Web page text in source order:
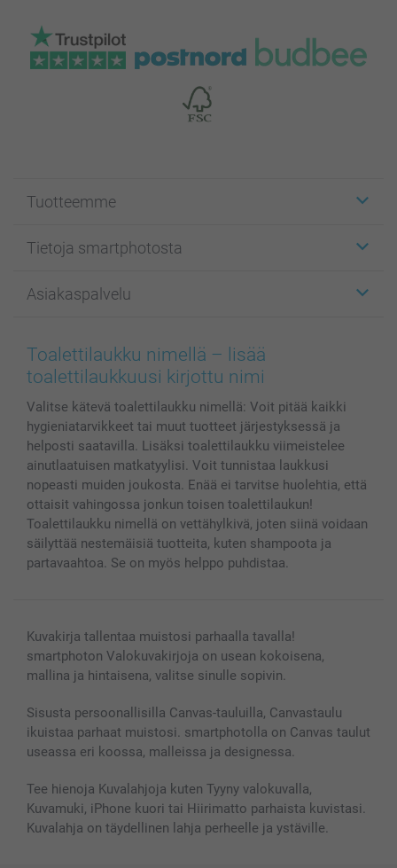
Tuotteemme
Kuvakortit
Kuvakirjat
Valokuvat, Julisteet & Taskukirjat
Kännykkä & Tabletti
Kuvakalenterit & Päivyrit
Valokuvakehykset & Lisätarvikkeet
Lahjakortti
Kaikki kuvatuotteet
Tietoja smartphotosta
Affiliate ohjelma
Evästekäytäntö
Sivukartta
Investor Relations
Asiakaspalvelu
100% tyytyväisyystakuu
smartbonus
Tilausten tila
Toalettilaukku nimellä – lisää
toalettilaukkuusi kirjottu nimi
Valitse kätevä toalettilaukku nimellä: Voit pitää kaikki
hygieniatarvikkeet tai muut tuotteet järjestyksessä ja
helposti saatavilla. Lisäksi toalettilaukku viimeistelee
ainutlaatuisen matkatyylisi. Voit tunnistaa laukkusi
nopeasti muiden joukosta. Enää ei tarvitse huolehtia, että
ottaisit vahingossa jonkun toisen toalettilaukun!
Toalettilaukku nimellä on vettähylkivä, joten siinä voidaan
säilyttää nestemäisiä tuotteita, kuten shampoota ja
partavaahtoa. Se on myös helppo puhdistaa.
Kuvakirja tallentaa muistosi parhaalla tavalla!
smartphoton Valokuvakirjoja on usean kokoisena,
mallina ja hintaisena, valitse sinulle sopivin.
Sisusta persoonallisilla Canvas-tauluilla, Canvastaulu
ikuistaa parhaat muistosi. smartphotolla on Canvas taulut
useassa eri koossa, malleissa ja designessa.
Tee hienoja Kuvalahjoja kuten Tyyny valokuvalla,
Kuvamuki, iPhone kuori tai Hiirimatto parhaista kuvistasi.
Kuvalahja on täydellinen lahja perheelle ja ystäville.